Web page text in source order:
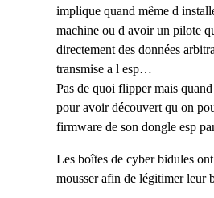
implique quand même d
machine ou d avoir un pilote
directement des données
transmise a l esp…
Pas de quoi flipper mais
pour avoir découvert qu on
firmware de son dongle esp
Les boîtes de cyber bidules
mousser afin de légitimer leur